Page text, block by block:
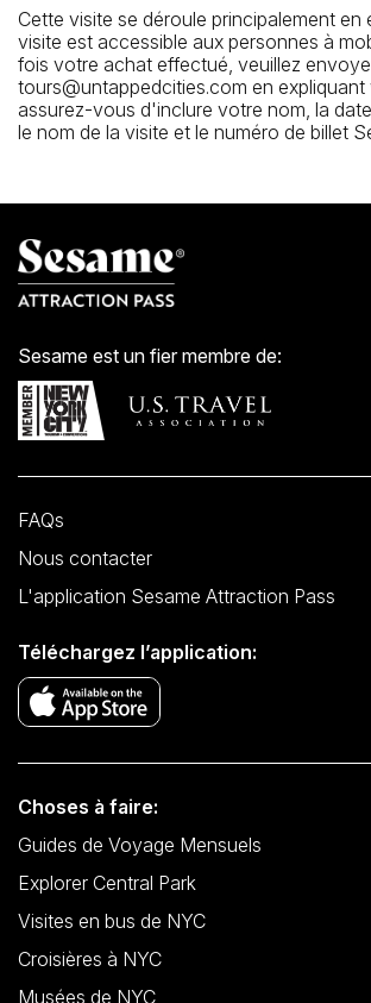
Cette visite se déroule principalement en
visite est accessible aux personnes à
fois votre achat effectué, veuillez
tours@untappedcities.com en
assurez-vous d'inclure votre nom, la
le nom de la visite et le numéro de billet
Sesame est un fier membre de:
FAQs
Nous contacter
L'application Sesame Attraction Pass
Téléchargez l’application:
Choses à faire:
Guides de Voyage Mensuels
Explorer Central Park
Visites en bus de NYC
Croisières à NYC
Musées de NYC